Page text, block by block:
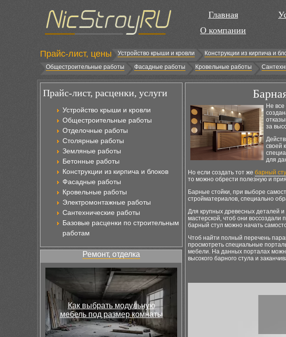
Главная
О компании
Прайс-лист, цены Устройство крыши и кровли Конструкции из кирпича и
Общестроительные работы
Фасадные работы Кровельные работы
Прайс-лист, расценки, услуги
Устройство крыши и кровли
Общестроительные работы
Отделочные работы
Столярные работы
Земляные работы
Бетонные работы
Конструкции из кирпича и блоков
Фасадные работы
Кровельные работы
Электромонтажные работы
Сантехнические работы
Базовые расценки по строительным
работам
Ремонт, отделка
Как выбрать модульную
мебель под размер комнаты
Не
за
своей
для
Но если создать тот же барный
то можно обрести полезную и
Барные стойки, при выборе
стройматериалов, специально
Для крупных древесных деталей
мастерской, чтоб они
барный стул можно начать
Чтоб найти полный перечень
просмотреть специальные
мебели. На данных порталах
высокого барного стула и